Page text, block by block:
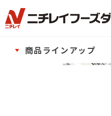
商品ラインアップ